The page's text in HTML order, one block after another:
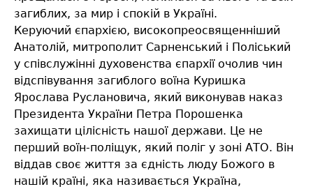
загиблих, за мир і спокій в Україні.
Керуючий єпархією, високопреосвященніший
Анатолій, митрополит Сарненський і Поліський
у співслужінні духовенства єпархії очолив чин
відспівування загиблого воїна Куришка
Ярослава Руслановича, який виконував наказ
Президента України Петра Порошенка
захищати цілісність нашої держави. Це не
перший воїн-поліщук, який поліг у зоні АТО. Він
віддав своє життя за єдність люду Божого в
нашій країні, яка називається Україна,